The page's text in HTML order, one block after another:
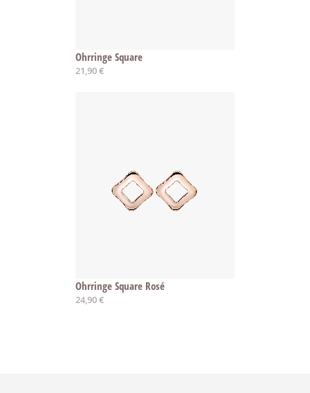
Ohrringe Square
21,90 €
Ohrringe Square Rosé
24,90 €